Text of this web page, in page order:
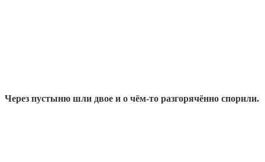
Через пустыню шли двое и о чём-то разгорячённо спорили.